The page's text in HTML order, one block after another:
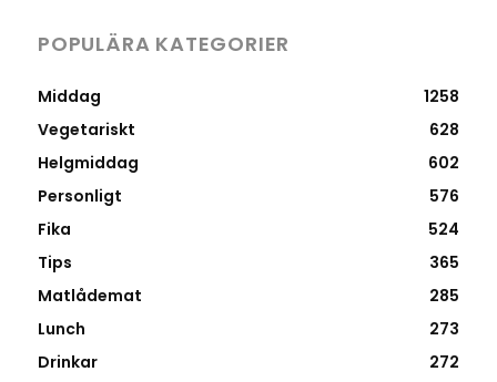
POPULÄRA KATEGORIER
Middag
1258
Vegetariskt
628
Helgmiddag
602
Personligt
576
Fika
524
Tips
365
Matlådemat
285
Lunch
273
Drinkar
272